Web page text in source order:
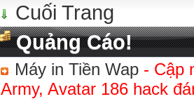
Cuối Trang
Quảng Cáo!
Máy in Tiền Wap - Cập
Army, Avatar 186 hack